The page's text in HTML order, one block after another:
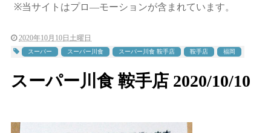
※当サイトはプロ―モーションが含まれています。
2020年10月10日土曜日
スーパー スーパー川食 スーパー川食 鞍手店 鞍手店 福岡
スーパー川食 鞍手店 2020/10/10